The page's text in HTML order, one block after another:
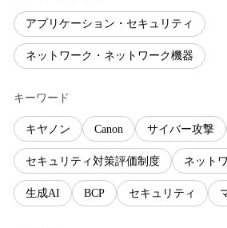
アプリケーション・セキュリティ
ネットワーク・ネットワーク機器
キーワード
キヤノン Canon サイバー攻撃
セキュリティ対策評価制度 ネット
生成AI BCP セキュリティ